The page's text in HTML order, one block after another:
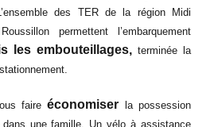
des TER de la région Midi
permettent l’embarquement
les embouteillages, terminée la
faireéconomiser la possession
dans une famille. Un vélo à assistance